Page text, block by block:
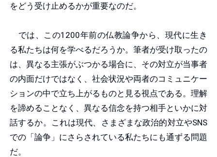
をどう受け止めるかが重要なのだ。
では、この1200年前の仏教論争から、現代に生き
る私たちは何を学べるだろうか。筆者が受け取ったの
は、異なる主張がぶつかる場合に、その対立が当事者
の内面だけではなく、社会状況や両者のコミュニケー
ションの中で立ち上がるものと見る視点である。理解
を諦めることなく、異なる信念を持つ相手といかに対
話するか。これは現代、さまざまな政治的対立やSNS
での「論争」にさらされている私たちにも通ずる問題
だ。